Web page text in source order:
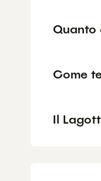
Quanto
Come
Il